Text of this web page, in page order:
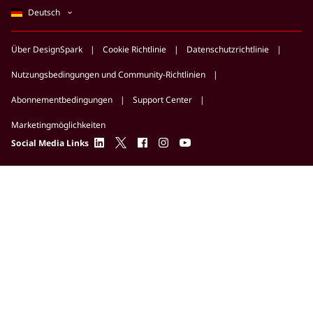
0 comments